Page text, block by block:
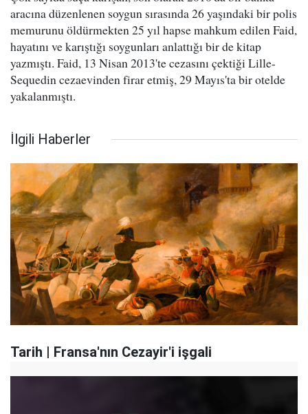
aracına düzenlenen soygun sırasında 26 yaşındaki bir polis
memurunu öldürmekten 25 yıl hapse mahkum edilen Faid,
hayatını ve karıştığı soygunları anlattığı bir de kitap
yazmıştı. Faid, 13 Nisan 2013'te cezasını çektiği Lille-
Sequedin cezaevinden firar etmiş, 29 Mayıs'ta bir otelde
yakalanmıştı.
İlgili Haberler
Tarih | Fransa'nın Cezayir'i işgali